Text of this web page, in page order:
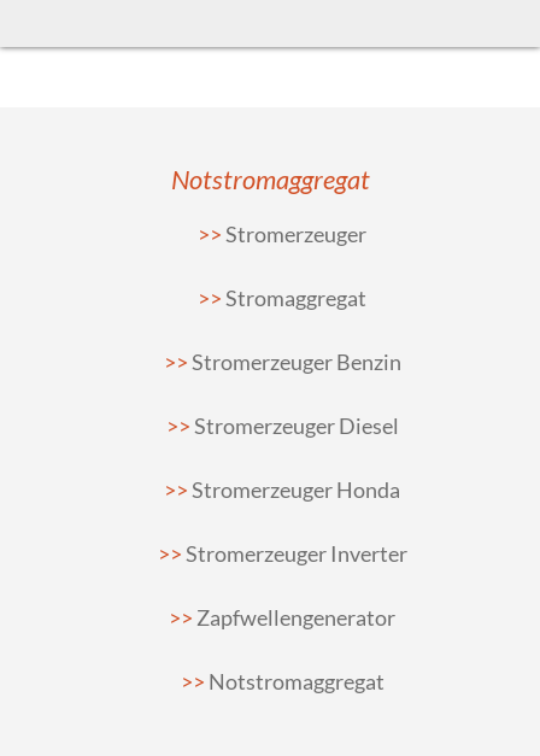
Notstromaggregat
Stromerzeuger
Stromaggregat
Stromerzeuger Benzin
Stromerzeuger Diesel
Stromerzeuger Honda
Stromerzeuger Inverter
Zapfwellengenerator
Notstromaggregat